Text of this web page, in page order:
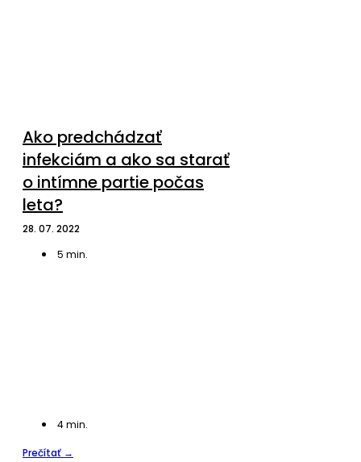
Ako predchádzať
infekciám a ako sa starať
o intímne partie počas
leta?
28. 07. 2022
5 min.
4min.
Prečítať →